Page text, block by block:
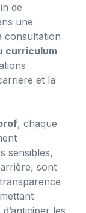
de
une
consultation
curriculum
et la
, chaque
sensibles,
sont
les